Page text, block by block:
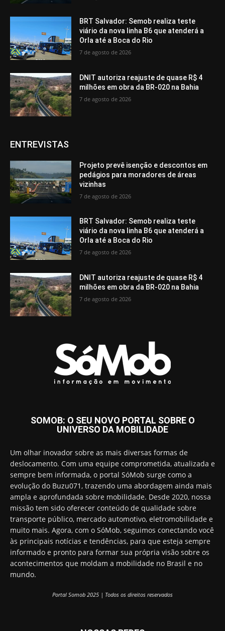
BRT Salvador: Semob realiza teste
viário da nova linha B6 que atenderá a
Orla até a Boca do Rio
7 de agosto de 2026
DNIT autoriza reajuste de quase R$ 4
milhões em obra da BR-020 na Bahia
7 de agosto de 2026
ENTREVISTAS
Projeto prevê isenção e descontos em
pedágios para moradores de áreas
vizinhas
7 de agosto de 2026
BRT Salvador: Semob realiza teste
viário da nova linha B6 que atenderá a
Orla até a Boca do Rio
7 de agosto de 2026
DNIT autoriza reajuste de quase R$ 4
milhões em obra da BR-020 na Bahia
7 de agosto de 2026
SOMOB: O SEU NOVO PORTAL SOBRE O
UNIVERSO DA MOBILIDADE
Um olhar inovador sobre as mais diversas formas de
deslocamento. Com uma equipe comprometida, atualizada e
sempre bem informada, o portal SóMob surge como a
evolução do Buzu071, trazendo uma abordagem ainda mais
ampla e aprofundada sobre mobilidade. Desde 2020, nossa
missão tem sido oferecer conteúdo de qualidade sobre
transporte público, mercado automotivo, eletromobilidade e
muito mais. Agora, com o SóMob, seguimos conectando você
às principais notícias e tendências, para que esteja sempre
informado e pronto para formar sua própria visão sobre os
acontecimentos que moldam a mobilidade no Brasil e no
mundo.
Portal Somob 2025 | Todos os direitos reservados